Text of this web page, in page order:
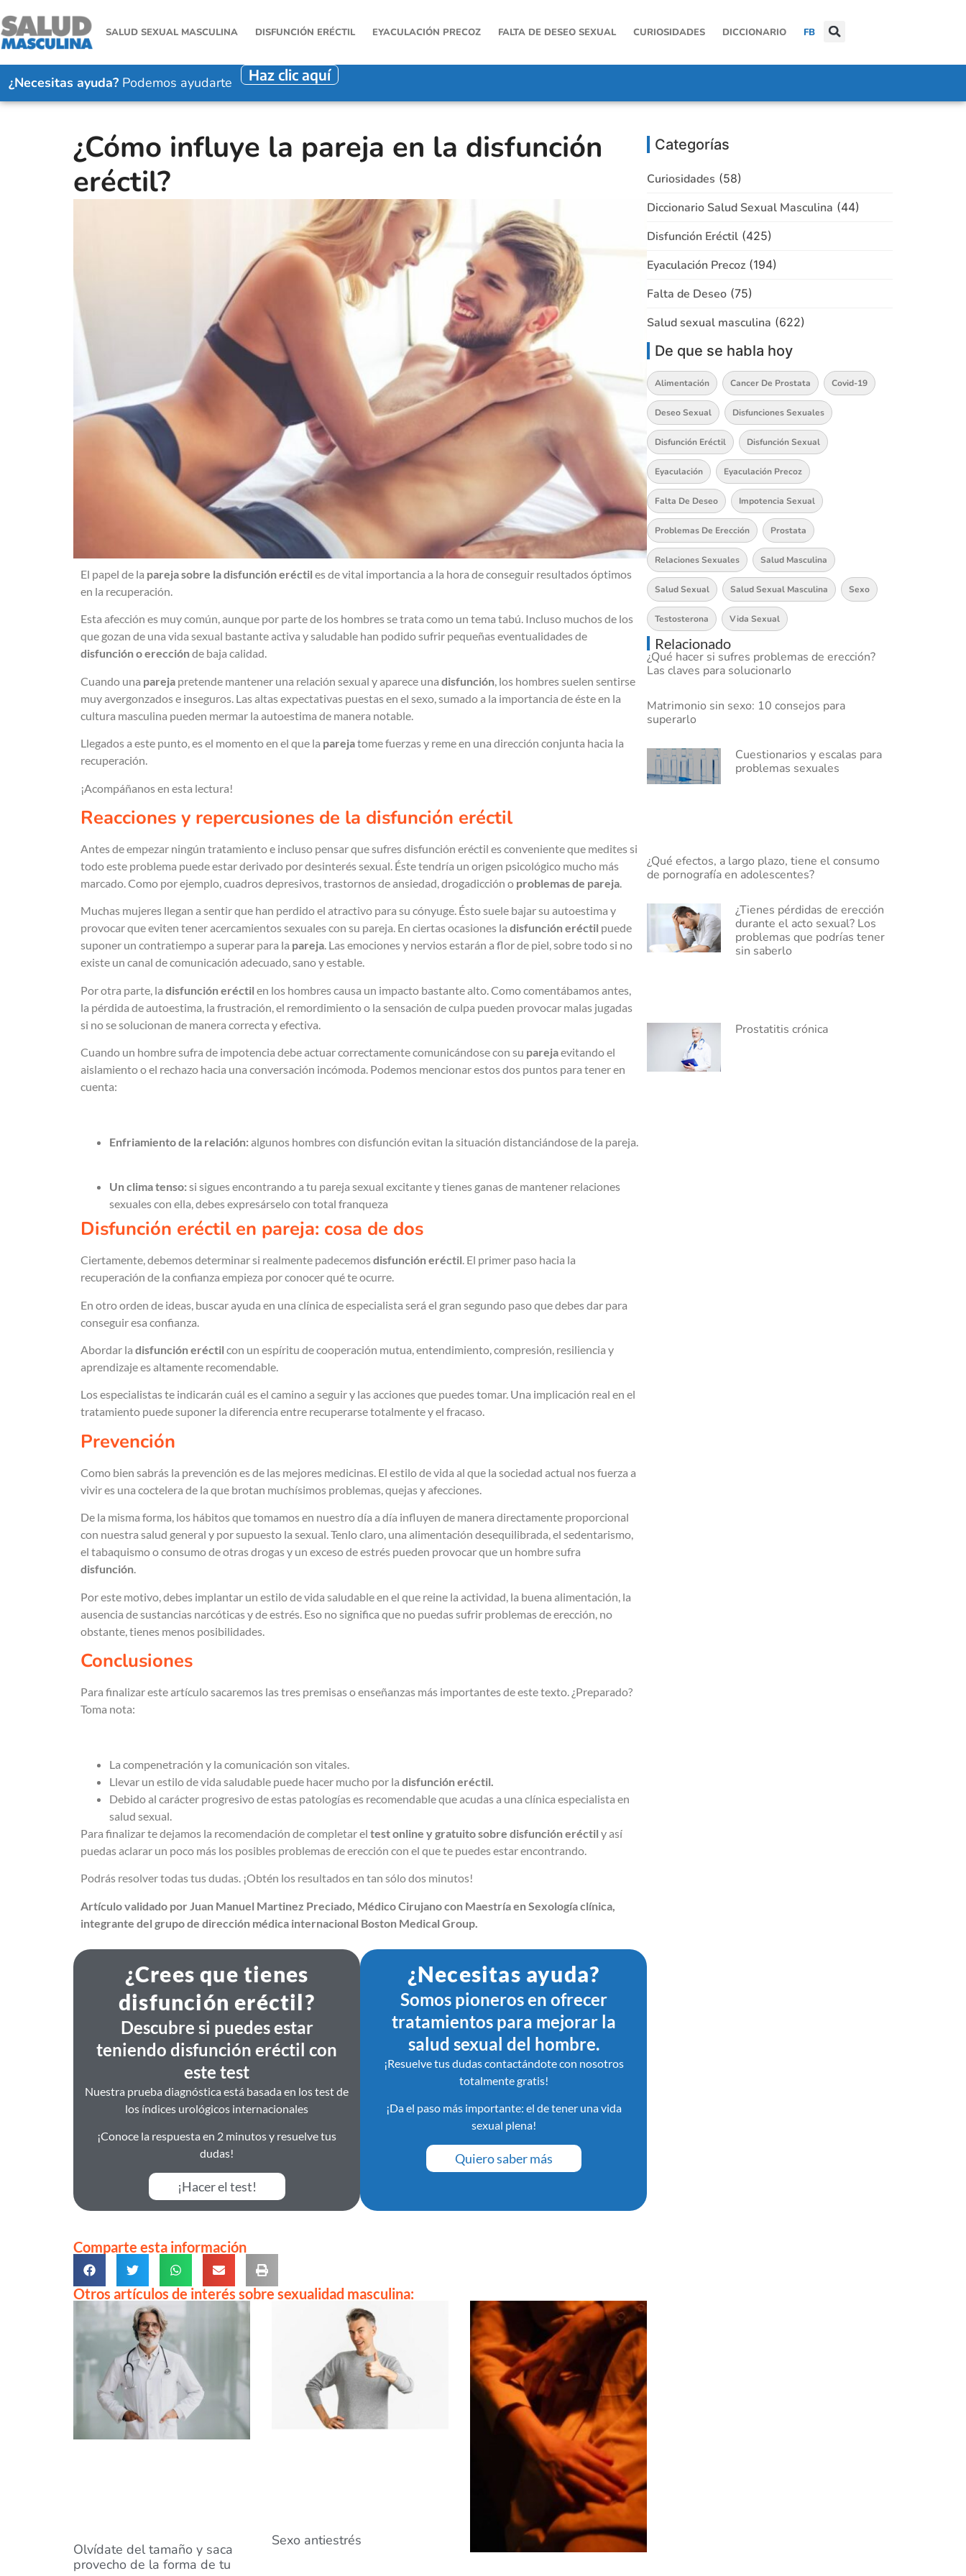
SALUD SEXUAL MASCULINA DISFUNCIÓN ERÉCTIL EYACULACIÓN PRECOZ FALTA DE DESEO SEXUAL CURIOSIDADES DICCIONARIO FB
¿Necesitas ayuda? Podemos ayudarte Haz clic aquí
¿Cómo influye la pareja en la disfunción
eréctil?
El papel de la pareja sobre la disfunción eréctil es de vital importancia a la hora de conseguir resultados óptimos
en la recuperación.
Esta afección es muy común, aunque por parte de los hombres se trata como un tema tabú. Incluso muchos de los
que gozan de una vida sexual bastante activa y saludable han podido sufrir pequeñas eventualidades de
disfunción o erecciónde baja calidad.
Cuando una pareja pretende mantener una relación sexual y aparece una disfunción , los hombres suelen sentirse
muy avergonzados e inseguros. Las altas expectativas puestas en el sexo, sumado a la importancia de éste en la
cultura masculina pueden mermar la autoestima de manera notable.
Llegados a este punto, es el momento en el que la parejatome fuerzas y reme en una dirección conjunta hacia la
recuperación.
¡Acompáñanos en esta lectura!
Reacciones y repercusiones de la disfunción eréctil
Antes de empezar ningún tratamiento e incluso pensar que sufres disfunción eréctil es conveniente que medites si
todo este problema puede estar derivado por desinterés sexual. Éste tendría un origen psicológico mucho más
marcado. Como por ejemplo, cuadros depresivos, trastornos de ansiedad, drogadicción o problemas de pareja.
Muchas mujeres llegan a sentir que han perdido el atractivo para su cónyuge. Ésto suele bajar su autoestima y
provocar que eviten tener acercamientos sexuales con su pareja. En ciertas ocasiones la disfunción eréctil puede
suponer un contratiempo a superar para la pareja. Las emociones y nervios estarán a flor de piel, sobre todo si no
existe un canal de comunicación adecuado, sano y estable.
Por otra parte, la disfunción eréctil en los hombres causa un impacto bastante alto. Como comentábamos antes,
la pérdida de autoestima, la frustración, el remordimiento o la sensación de culpa pueden provocar malas jugadas
si no se solucionan de manera correcta y efectiva.
Cuando un hombre sufra de impotencia debe actuar correctamente comunicándose con su parejaevitando el
aislamiento o el rechazo hacia una conversación incómoda. Podemos mencionar estos dos puntos para tener en
cuenta:
Enfriamiento de la relación:algunos hombres con disfunción evitan la situación distanciándose de la pareja.
Un clima tenso:si sigues encontrando a tu pareja sexual excitante y tienes ganas de mantener relaciones
sexuales con ella, debes expresárselo con total franqueza
Disfunción eréctil en pareja: cosa de dos
Ciertamente, debemos determinar si realmente padecemosdisfunción eréctil. El primer paso hacia la
recuperación de la confianza empieza por conocer qué te ocurre.
En otro orden de ideas, buscar ayuda en una clínica de especialista será el gran segundo paso que debes dar para
conseguir esa confianza.
Abordar la disfunción eréctil con un espíritu de cooperación mutua, entendimiento, compresión, resiliencia y
aprendizaje es altamente recomendable.
Los especialistas te indicarán cuál es el camino a seguir y las acciones que puedes tomar. Una implicación real en el
tratamiento puede suponer la diferencia entre recuperarse totalmente y el fracaso.
Prevención
Como bien sabrás la prevención es de las mejores medicinas. El estilo de vida al que la sociedad actual nos fuerza a
vivir es una coctelera de la que brotan muchísimos problemas, quejas y afecciones.
De la misma forma, los hábitos que tomamos en nuestro día a día influyen de manera directamente proporcional
con nuestra salud general y por supuesto la sexual. Tenlo claro, una alimentación desequilibrada, el sedentarismo,
el tabaquismo o consumo de otras drogas y un exceso de estrés pueden provocar que un hombre sufra
disfunción.
Por este motivo, debes implantar un estilo de vida saludable en el que reine la actividad, la buena alimentación, la
ausencia de sustancias narcóticas y de estrés. Eso no significa que no puedas sufrir problemas de erección, no
obstante, tienes menos posibilidades.
Conclusiones
Para finalizar este artículo sacaremos las tres premisas o enseñanzas más importantes de este texto. ¿Preparado?
Toma nota:
La compenetración y la comunicación son vitales.
Llevar un estilo de vida saludable puede hacer mucho por la disfunción eréctil.
Debido al carácter progresivo de estas patologías es recomendable que acudas a una clínica especialista en
salud sexual.
Para finalizar te dejamos la recomendación de completar el test online y gratuito sobre disfunción eréctil y así
puedas aclarar un poco más los posibles problemas de erección con el que te puedes estar encontrando.
Podrás resolver todas tus dudas. ¡Obtén los resultados en tan sólo dos minutos!
Artículo validado por Juan Manuel Martinez Preciado, Médico Cirujano con Maestría en Sexología clínica,
integrante del grupo de dirección médica internacional Boston Medical Group.
¿Crees que tienes
disfunción eréctil?
Descubre si puedes estar
teniendo disfunción eréctil con
este test
Nuestra prueba diagnóstica está basada en los test de
los índices urológicos internacionales
¡Conoce la respuesta en 2 minutos y resuelve tus
dudas!
¡Hacer el test!
¿Necesitas ayuda?
Somos pioneros en ofrecer
tratamientos para mejorar la
salud sexual del hombre.
¡Resuelve tus dudas contactándote con nosotros
totalmente gratis!
¡Da el paso más importante: el de tener una vida
sexual plena!
Quiero saber más
Comparte esta información
Otros artículos de interés sobre sexualidad masculina:
Olvídate del tamaño y saca
provecho de la forma de tu
Sexo antiestrés
Categorías
Curiosidades (58)
Diccionario Salud Sexual Masculina (44)
Disfunción Eréctil (425)
Eyaculación Precoz (194)
Falta de Deseo (75)
Salud sexual masculina (622)
De que se habla hoy
Alimentación Cancer De Prostata Covid-19
Deseo Sexual Disfunciones Sexuales
Disfunción Eréctil Disfunción Sexual
Eyaculación Eyaculación Precoz
Falta De Deseo Impotencia Sexual
Problemas De Erección Prostata
Relaciones Sexuales Salud Masculina
Salud Sexual Salud Sexual Masculina Sexo
Testosterona Vida Sexual
Relacionado
¿Qué hacer si sufres problemas de erección?
Las claves para solucionarlo
Matrimonio sin sexo: 10 consejos para
superarlo
Cuestionarios y escalas para
problemas sexuales
¿Qué efectos, a largo plazo, tiene el consumo
de pornografía en adolescentes?
¿Tienes pérdidas de erección
durante el acto sexual? Los
problemas que podrías tener
sin saberlo
Prostatitis crónica